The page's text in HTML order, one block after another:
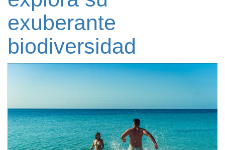
exuberante
biodiversidad